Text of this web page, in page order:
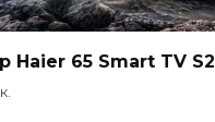
Haier 65 Smart TV S2